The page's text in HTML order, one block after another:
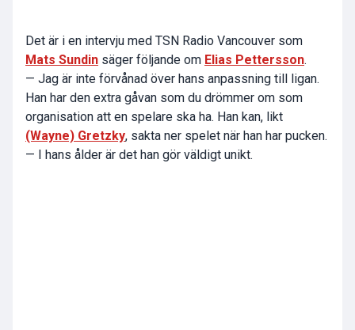
Det är i en intervju med TSN Radio Vancouver som
Mats Sundin säger följande om Elias Pettersson.
— Jag är inte förvånad över hans anpassning till ligan.
Han har den extra gåvan som du drömmer om som
organisation att en spelare ska ha. Han kan, likt
(Wayne) Gretzky, sakta ner spelet när han har pucken.
— I hans ålder är det han gör väldigt unikt.